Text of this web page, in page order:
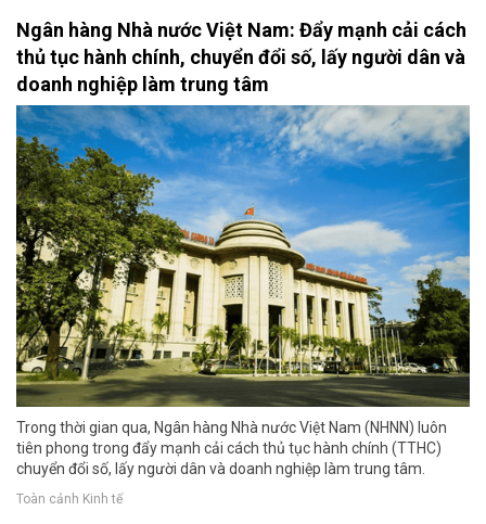
Ngân hàng Nhà nước Việt Nam: Đẩy mạnh cải cách
thủ tục hành chính, chuyển đổi số, lấy người dân và
doanh nghiệp làm trung tâm
Trong thời gian qua, Ngân hàng Nhà nước Việt Nam (NHNN) luôn
tiên phong trong đẩy mạnh cải cách thủ tục hành chính (TTHC)
chuyển đổi số, lấy người dân và doanh nghiệp làm trung tâm.
Toàn cảnh Kinh tế